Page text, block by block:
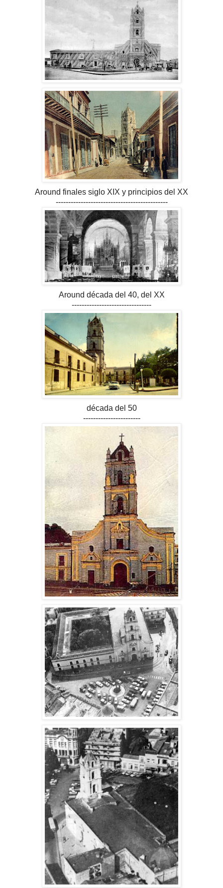
Around finales siglo XIX y principios del XX
---------------------------------------------
Around década del 40, del XX
--------------------------------
década del 50
-----------------------